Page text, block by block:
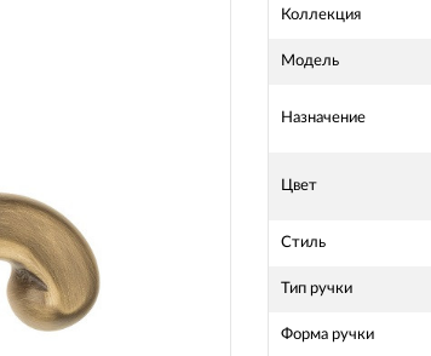
Коллекция
Модель
Назначение
Цвет
Стиль
Тип ручки
Форма ручки